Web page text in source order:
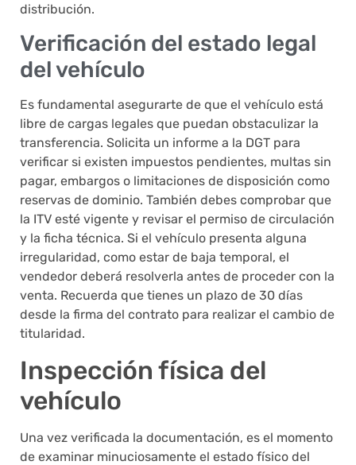
distribución.
Verificación del estado legal
del vehículo
Es fundamental asegurarte de que el vehículo está
libre de cargas legales que puedan obstaculizar la
transferencia. Solicita un informe a la DGT para
verificar si existen impuestos pendientes, multas sin
pagar, embargos o limitaciones de disposición como
reservas de dominio. También debes comprobar que
la ITV esté vigente y revisar el permiso de circulación
y la ficha técnica. Si el vehículo presenta alguna
irregularidad, como estar de baja temporal, el
vendedor deberá resolverla antes de proceder con la
venta. Recuerda que tienes un plazo de 30 días
desde la firma del contrato para realizar el cambio de
titularidad.
Inspección física del
vehículo
Una vez verificada la documentación, es el momento
de examinar minuciosamente el estado físico del